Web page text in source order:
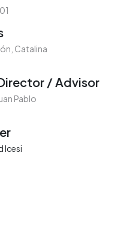
Catalina
/ Advisor
Pablo
Icesi